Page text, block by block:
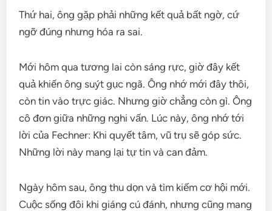
Thứ hai, ông gặp phải những kết quả bất ngờ, cứ
ngỡ đúng nhưng hóa ra sai.
Mới hôm qua tương lai còn sáng rực, giờ đây kết
quả khiến ông suýt gục ngã. Ông nhớ mới đây thôi,
còn tin vào trực giác. Nhưng giờ chẳng còn gì. Ông
cô đơn giữa những nghi vấn. Lúc này, ông nhớ tới
lời của Fechner: Khi quyết tâm, vũ trụ sẽ góp sức.
Những lời này mang lại tự tin và can đảm.
Ngày hôm sau, ông thu dọn và tìm kiếm cơ hội mới.
Cuộc sống đôi khi giáng cú đánh, nhưng cũng mang